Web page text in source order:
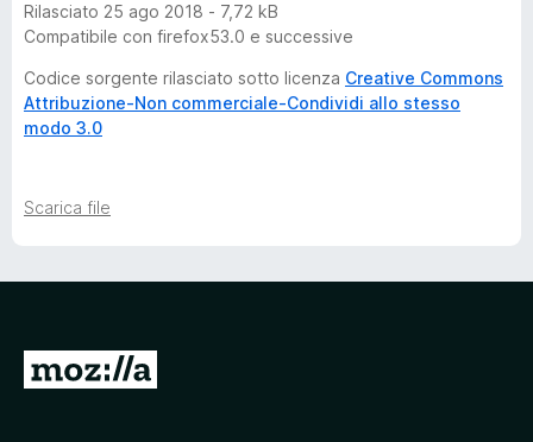
Rilasciato 25 ago 2018 - 7,72 kB
Compatibile con firefox53.0 e successive
Codice sorgente rilasciato sotto licenza Creative Commons
Attribuzione-Non commerciale-Condividi allo stesso
modo 3.0
Scarica file
V